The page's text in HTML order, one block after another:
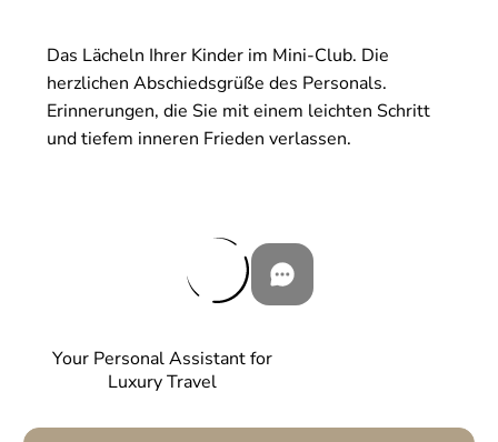
Your Personal Assistant for
Luxury Travel
Das Lächeln Ihrer Kinder im Mini-Club. Die
herzlichen Abschiedsgrüße des Personals.
Erinnerungen, die Sie mit einem leichten Schritt
und tiefem inneren Frieden verlassen.